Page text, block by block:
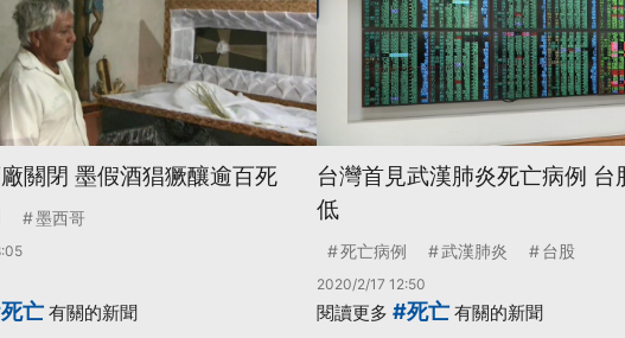
關閉 墨假酒猖獗釀逾百死
墨西哥
台灣首見武漢肺炎死亡病例 台
低
死亡病例 武漢肺炎 台股
2020/2/17 12:50
亡 有關的新聞 閱讀更多 #死亡 有關的新聞